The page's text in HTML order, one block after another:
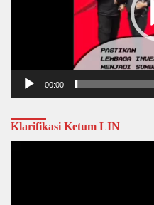
00:00
Klarifikasi Ketum LIN